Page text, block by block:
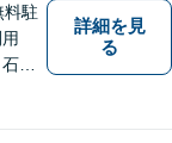
料駐
岡
詳細を見
る